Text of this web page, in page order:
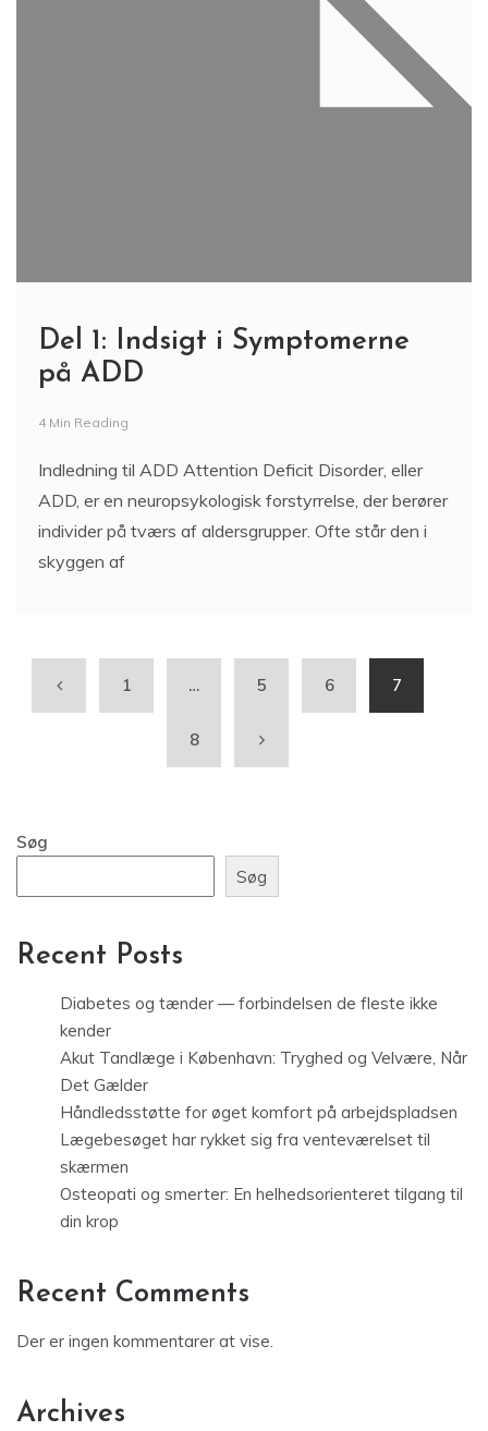
Del 1: Indsigt i Symptomerne
på ADD
4 Min Reading
Indledning til ADD Attention Deficit Disorder, eller
ADD, er en neuropsykologisk forstyrrelse, der berører
individer på tværs af aldersgrupper. Ofte står den i
skyggen af
1 … 5 6 7
8
Søg
Søg
Recent Posts
Diabetes og tænder — forbindelsen de fleste ikke
kender
Akut Tandlæge i København: Tryghed og Velvære, Når
Det Gælder
Håndledsstøtte for øget komfort på arbejdspladsen
Lægebesøget har rykket sig fra venteværelset til
skærmen
Osteopati og smerter: En helhedsorienteret tilgang til
din krop
Recent Comments
Der er ingen kommentarer at vise.
Archives